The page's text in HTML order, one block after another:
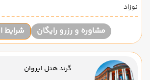
نوزاد
مشاوره و رزرو رایگان شرایط
گرند هتل ایروان